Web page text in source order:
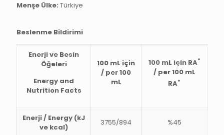
Menşe Ülke: Türkiye
Beslenme Bildirimi
Enerji ve Besin
Öğeleri
Energy and
Nutrition Facts
100 mL için
/ per 100
mL
100 mL için RA*
/ per 100 mL
RA*
Enerji / Energy (kJ
ve kcal)
3755/894 %45